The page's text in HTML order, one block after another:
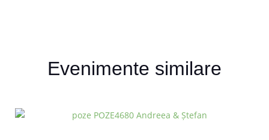
Evenimente similare